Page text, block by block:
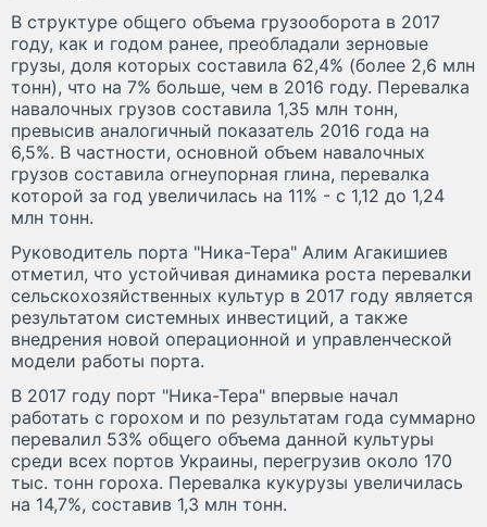
В структуре общего объема грузооборота в 2017
году, как и годом ранее, преобладали зерновые
грузы, доля которых составила 62,4% (более 2,6 млн
тонн), что на 7% больше, чем в 2016 году. Перевалка
навалочных грузов составила 1,35 млн тонн,
превысив аналогичный показатель 2016 года на
6,5%. В частности, основной объем навалочных
грузов составила огнеупорная глина, перевалка
которой за год увеличилась на 11% - с 1,12 до 1,24
млн тонн.
Руководитель порта "Ника-Тера" Алим Агакишиев
отметил, что устойчивая динамика роста перевалки
сельскохозяйственных культур в 2017 году является
результатом системных инвестиций, а также
внедрения новой операционной и управленческой
модели работы порта.
В 2017 году порт "Ника-Тера" впервые начал
работать с горохом и по результатам года суммарно
перевалил 53% общего объема данной культуры
среди всех портов Украины, перегрузив около 170
тыс. тонн гороха. Перевалка кукурузы увеличилась
на 14,7%, составив 1,3 млн тонн.